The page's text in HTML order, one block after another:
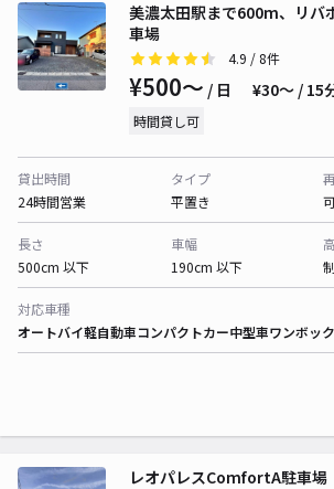
美濃太田駅まで600m、リバ
車場
4.9 / 8件
¥500〜 / 日 ¥30〜 / 15
時間貸し可
貸出時間
24時間営業
タイプ
平置き
長さ
500cm 以下
車幅
190cm 以下
対応車種
オートバイ軽自動車コンパクトカー中型車ワンボッ
レオパレスComfortA駐車場